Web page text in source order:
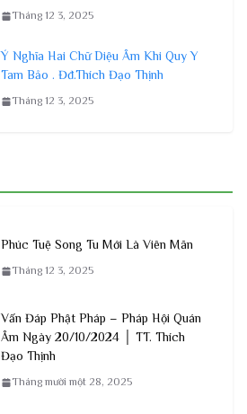
Tháng 12 3, 2025
Ý Nghĩa Hai Chữ Diệu Âm Khi Quy Y
Tam Bảo . Đđ.Thích Đạo Thịnh
Tháng 12 3, 2025
Phúc Tuệ Song Tu Mới Là Viên Mãn
Tháng 12 3, 2025
Vấn Đáp Phật Pháp – Pháp Hội Quán
Âm Ngày 20/10/2024 │ TT. Thích
Đạo Thịnh
Tháng mười một 28, 2025